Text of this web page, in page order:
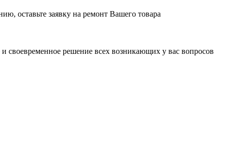
оставьте заявку на ремонт Вашего товара
своевременное решение всех возникающих у вас вопросов